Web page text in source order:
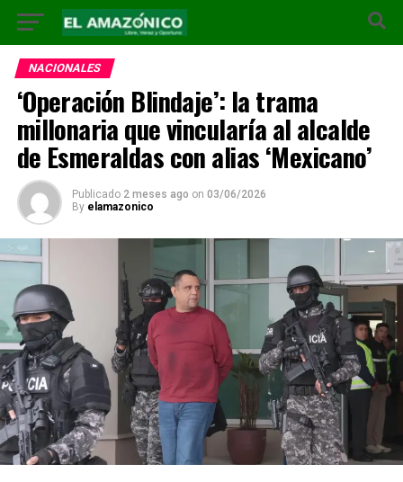
NACIONALES
‘Operación Blindaje’: la trama
millonaria que vincularía al alcalde
de Esmeraldas con alias ‘Mexicano’
Publicado 2 meses ago on 03/06/2026
By elamazonico